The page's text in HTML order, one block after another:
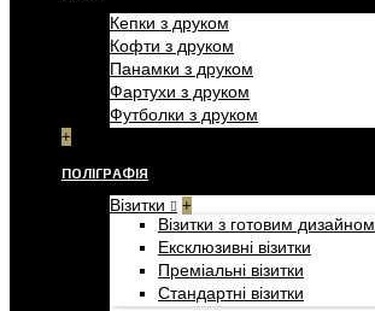
Кепки з друком
Кофти з друком
Панамки з друком
Фартухи з друком
Футболки з друком
+
ПОЛІГРАФІЯ
Візитки +
Візитки з готовим дизайном
Ексклюзивні візитки
Преміальні візитки
Стандартні візитки